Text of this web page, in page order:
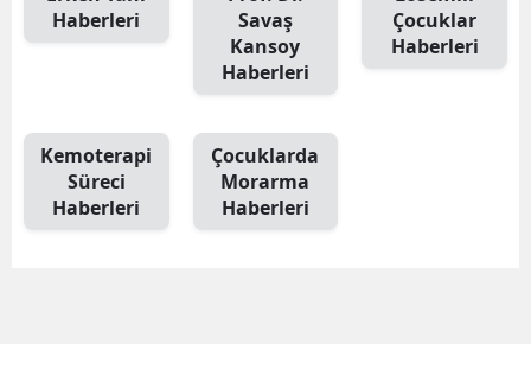
Haberleri
Savaş
Kansoy
Haberleri
Çocuklar
Haberleri
Kemoterapi
Süreci
Haberleri
Çocuklarda
Morarma
Haberleri